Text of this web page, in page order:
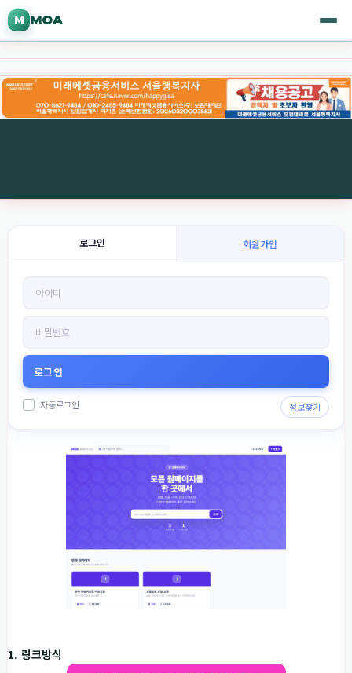
M MOA
로그인 회원가입
자동로그인 정보찾기
1. 링크방식